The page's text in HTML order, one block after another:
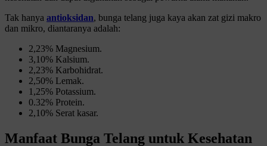
Tak hanya antioksidan, bunga telang juga kaya akan zat gizi makro
dan mikro, diantaranya adalah:
2,23% Magnesium.
3,10% Kalsium.
2,23% Karbohidrat.
2,50% Lemak.
1,25% Potassium.
0.32% Protein.
2,10% Serat kasar.
Manfaat Bunga Telang untuk Kesehatan